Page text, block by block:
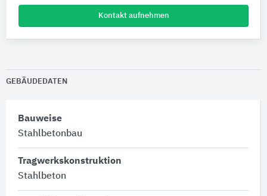
Kontakt aufnehmen
GEBÄUDEDATEN
Bauweise
Stahlbetonbau
Tragwerkskonstruktion
Stahlbeton